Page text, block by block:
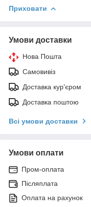
Приховати
Умови доставки
Нова Пошта
Самовивіз
Доставка кур'єром
Доставка поштою
Всі умови доставки
Умови оплати
Пром-оплата
Післяплата
Оплата на рахунок